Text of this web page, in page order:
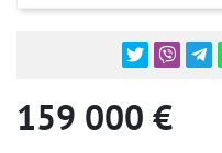
159 000 €